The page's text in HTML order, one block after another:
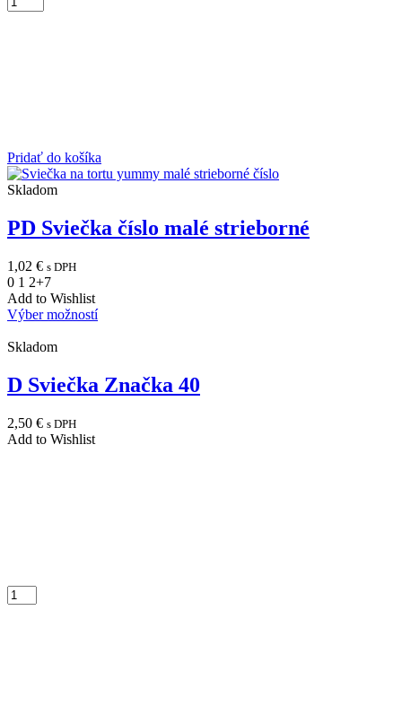
Pridať do košíka
Skladom
PD Sviečka číslo malé strieborné
1,02 € s DPH
0 1 2+7
Add to Wishlist
Výber možností
Skladom
D Sviečka Značka 40
2,50 € s DPH
Add to Wishlist